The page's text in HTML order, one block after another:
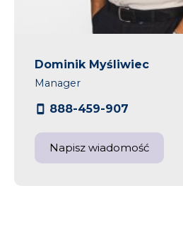
Dominik Myśliwiec
Manager
888-459-907
Napisz wiadomość